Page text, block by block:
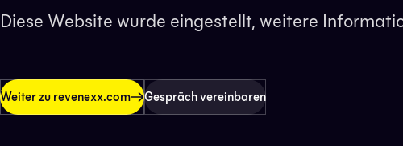
Diese Website wurde eingestellt, weitere
Weiter zu revenexx.com Gespräch vereinbaren